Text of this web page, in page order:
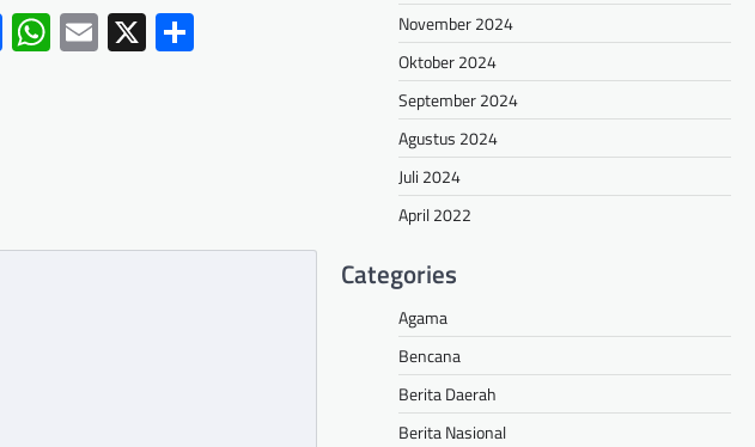
Facebook
WhatsApp
Email
X Share
November 2024
Oktober 2024
September 2024
Agustus 2024
Juli 2024
April 2022
Categories
Agama
Bencana
Berita Daerah
Berita Nasional